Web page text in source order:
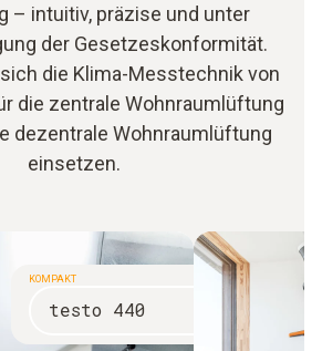
– intuitiv, präzise und unter
der Gesetzeskonformität.
die Klima-Messtechnik von
die zentrale Wohnraumlüftung
dezentrale Wohnraumlüftung
einsetzen.
KOMPAKT
testo 440